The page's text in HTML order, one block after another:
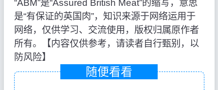
“ABM”是“Assured British Meat”的缩写，意思
是“有保证的英国肉”，知识来源于网络运用于
网络，仅供学习、交流使用，版权归属原作者
所有。【内容仅供参考，请读者自行甄别，以
防风险】
随便看看